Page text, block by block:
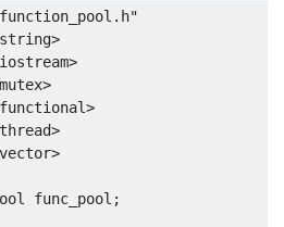
< void()> func
(true)
std
::unique_lock
m_data_condition
if
(!
//lock will be release
func_pool ;